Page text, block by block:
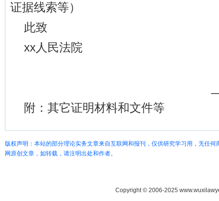
证据线索等）
此致
xx人民法院
附：其它证明材料和文件等
版权声明：本站的部分理论实务文章来自互联网和报刊，仅供研究学习用，无任
网原创文章，如转载，请注明出处和作者。
Copyright © 2006-2025